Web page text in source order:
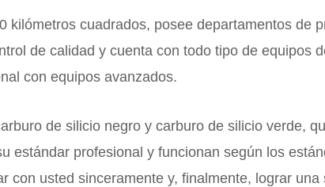
cuadrados, posee departamentos de
de calidad y cuenta con todo tipo de equipos
con equipos avanzados.
de silicio negro y carburo de silicio verde,
estándar profesional y funcionan según los
con usted sinceramente y, finalmente, lograr